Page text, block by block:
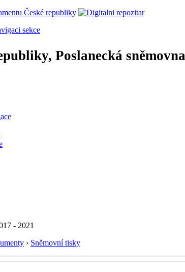
sekce
Poslanecká sněmovna
- 2021
› Sněmovní tisky